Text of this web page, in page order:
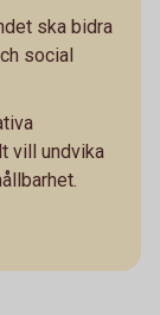
ska bidra
social
vill undvika